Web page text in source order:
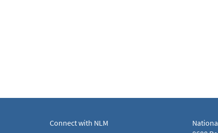
Connect with NLM